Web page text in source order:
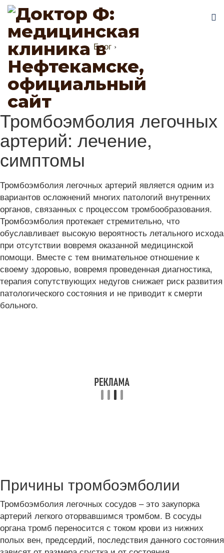
Блог ›
Тромбоэмболия легочных
артерий: лечение,
симптомы
Тромбоэмболия легочных артерий является одним из
вариантов осложнений многих патологий внутренних
органов, связанных с процессом тромбообразования.
Тромбоэмболия протекает стремительно, что
обуславливает высокую вероятность летального исхода
при отсутствии вовремя оказанной медицинской
помощи. Вместе с тем внимательное отношение к
своему здоровью, вовремя проведенная диагностика,
терапия сопутствующих недугов снижает риск развития
патологического состояния и не приводит к смерти
больного.
Причины тромбоэмболии
Тромбоэмболия легочных сосудов – это закупорка
артерий легкого оторвавшимся тромбом. В сосуды
органа тромб переносится с током крови из нижних
полых вен, предсердий, последствия данного состояния